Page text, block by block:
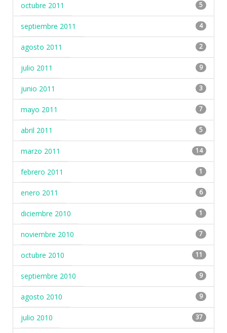
octubre 2011 5
septiembre 2011 4
agosto 2011 2
julio 2011 9
junio 2011 3
mayo 2011 7
abril 2011 5
marzo 2011 14
febrero 2011 1
enero 2011 6
diciembre 2010 1
noviembre 2010 7
octubre 2010 11
septiembre 2010 9
agosto 2010 9
julio 2010 37